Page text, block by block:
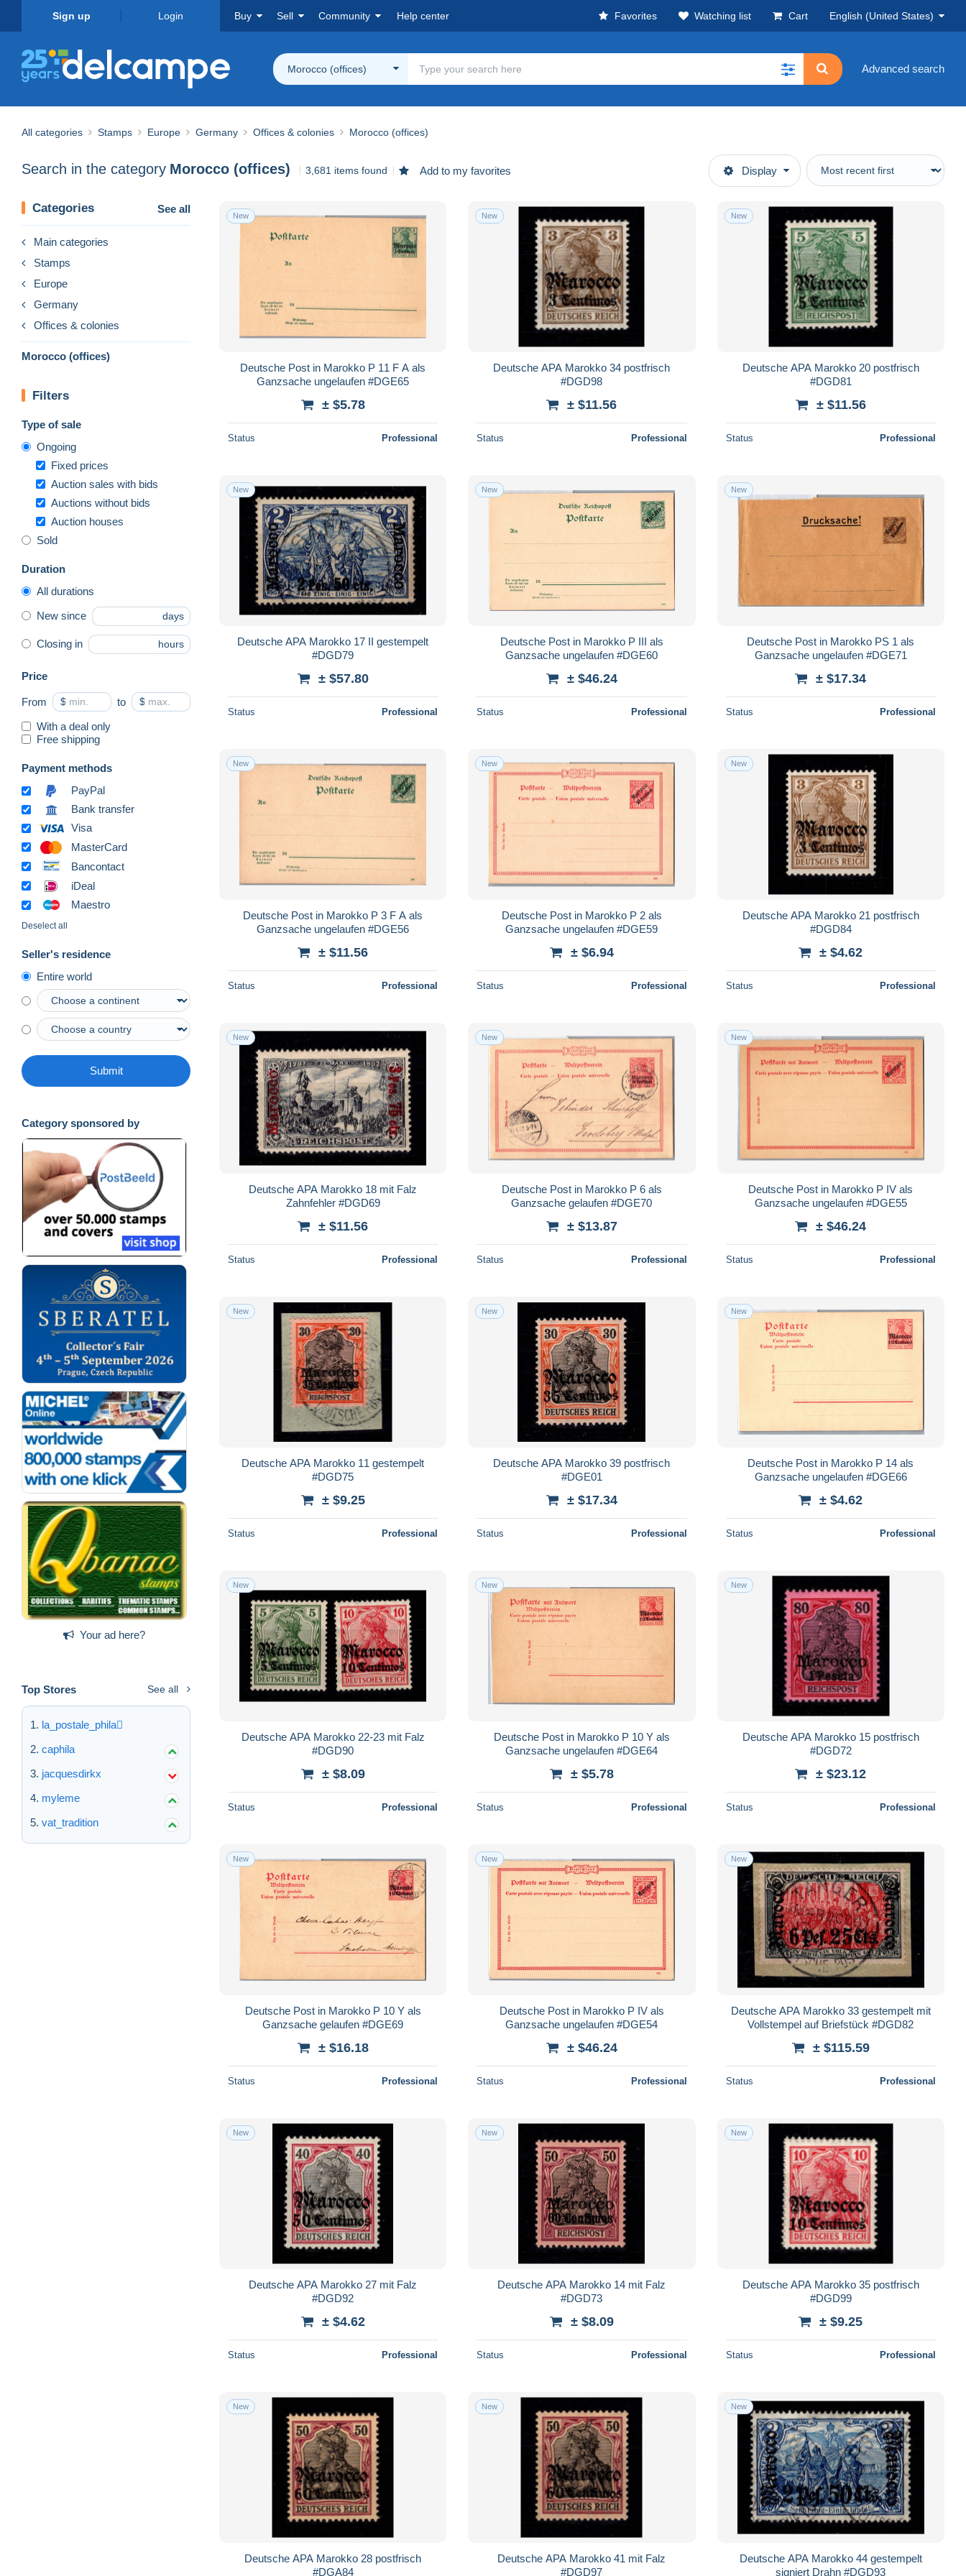
Sign up Login Buy Sell Community Help center Favorites Watching list Cart English (United States)
Morocco (offices) Advanced search
All categories Stamps Europe Germany Offices & colonies Morocco (offices)
Search in the category Morocco (offices) 3,681 items found Add to my favorites Display
Categories See all
Main categories
Stamps
Europe
Germany
Offices & colonies
Morocco (offices)
Filters
Type of sale
Ongoing
Fixed prices
Auction sales with bids
Auctions without bids
Auction houses
Sold
Duration
All durations
New since days
Closing in hours
Price
From $ to $
With a deal only
Free shipping
Payment methods
PayPal
Bank transfer
Visa
MasterCard
Bancontact
iDeal
Maestro
Deselect all
Seller's residence
Entire world
Submit
Category sponsored by
Your ad here?
Top Stores See all
la_postale_phila
caphila
jacquesdirkx
myleme
vat_tradition
New
Deutsche Post in Marokko P 11 F A als
Ganzsache ungelaufen #DGE65
± $5.78
Status Professional
New
Deutsche APA Marokko 34 postfrisch
#DGD98
± $11.56
Status Professional
New
Deutsche APA Marokko 20 postfrisch
#DGD81
± $11.56
Status Professional
New
Deutsche APA Marokko 17 II gestempelt
#DGD79
± $57.80
Status Professional
New
Deutsche Post in Marokko P III als
Ganzsache ungelaufen #DGE60
± $46.24
Status Professional
New
Deutsche Post in Marokko PS 1 als
Ganzsache ungelaufen #DGE71
± $17.34
Status Professional
New
Deutsche Post in Marokko P 3 F A als
Ganzsache ungelaufen #DGE56
± $11.56
Status Professional
New
Deutsche Post in Marokko P 2 als
Ganzsache ungelaufen #DGE59
± $6.94
Status Professional
New
Deutsche APA Marokko 21 postfrisch
#DGD84
± $4.62
Status Professional
New
Deutsche APA Marokko 18 mit Falz
Zahnfehler #DGD69
± $11.56
Status Professional
New
Deutsche Post in Marokko P 6 als
Ganzsache gelaufen #DGE70
± $13.87
Status Professional
New
Deutsche Post in Marokko P IV als
Ganzsache ungelaufen #DGE55
± $46.24
Status Professional
New
Deutsche APA Marokko 11 gestempelt
#DGD75
± $9.25
Status Professional
New
Deutsche APA Marokko 39 postfrisch
#DGE01
± $17.34
Status Professional
New
Deutsche Post in Marokko P 14 als
Ganzsache ungelaufen #DGE66
± $4.62
Status Professional
New
Deutsche APA Marokko 22-23 mit Falz
#DGD90
± $8.09
Status Professional
New
Deutsche Post in Marokko P 10 Y als
Ganzsache ungelaufen #DGE64
± $5.78
Status Professional
New
Deutsche APA Marokko 15 postfrisch
#DGD72
± $23.12
Status Professional
New
Deutsche Post in Marokko P 10 Y als
Ganzsache gelaufen #DGE69
± $16.18
Status Professional
New
Deutsche Post in Marokko P IV als
Ganzsache ungelaufen #DGE54
± $46.24
Status Professional
New
Deutsche APA Marokko 33 gestempelt mit
Vollstempel auf Briefstück #DGD82
± $115.59
Status Professional
New
Deutsche APA Marokko 27 mit Falz
#DGD92
± $4.62
Status Professional
New
Deutsche APA Marokko 14 mit Falz
#DGD73
± $8.09
Status Professional
New
Deutsche APA Marokko 35 postfrisch
#DGD99
± $9.25
Status Professional
New
Deutsche APA Marokko 28 postfrisch
#DGA84
New
Deutsche APA Marokko 41 mit Falz
#DGD97
New
Deutsche APA Marokko 44 gestempelt
signiert Drahn #DGD93